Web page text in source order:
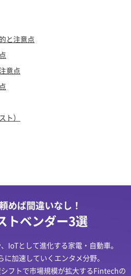
と注意点
意点
ト）
めば間違いなし！
トベンダー3選
IoTとして進化する家電・自動車。
加速していくエンタメ分野。
フトで市場規模が拡大するFintechの